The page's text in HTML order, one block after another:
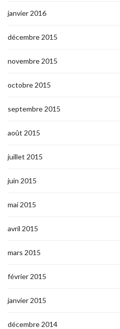
janvier 2016
décembre 2015
novembre 2015
octobre 2015
septembre 2015
août 2015
juillet 2015
juin 2015
mai 2015
avril 2015
mars 2015
février 2015
janvier 2015
décembre 2014